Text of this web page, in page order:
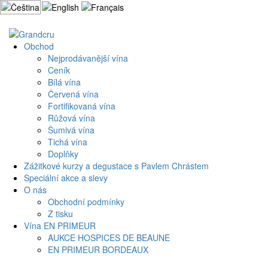
Přejít
k
obsahu
webu Obchod
Nejprodávanější vína
Ceník
Bílá vína
Červená vína
Fortifikovaná vína
Růžová vína
Šumivá vína
Tichá vína
Doplňky
Zážitkové kurzy a degustace s Pavlem Chrástem
Speciální akce a slevy
O nás
Obchodní podmínky
Z tisku
Vína EN PRIMEUR
AUKCE HOSPICES DE BEAUNE
EN PRIMEUR BORDEAUX